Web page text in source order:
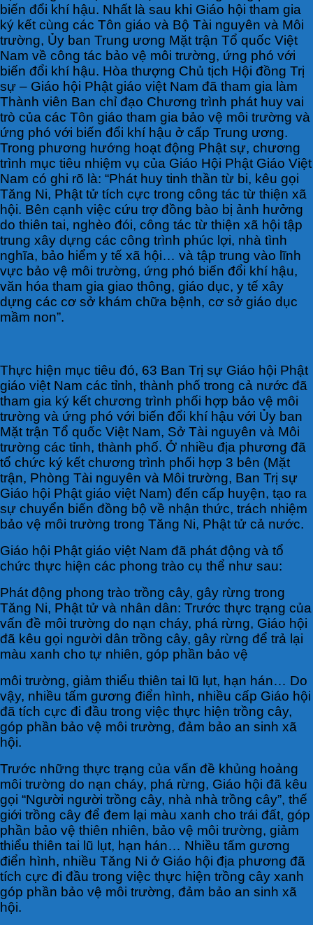
biến đổi khí hậu. Nhất là sau khi Giáo hội tham gia
ký kết cùng các Tôn giáo và Bộ Tài nguyên và Môi
trường, Ủy ban Trung ương Mặt trận Tổ quốc Việt
Nam về công tác bảo vệ môi trường, ứng phó với
biến đổi khí hậu. Hòa thượng Chủ tịch Hội đồng Trị
sự – Giáo hội Phật giáo việt Nam đã tham gia làm
Thành viên Ban chỉ đạo Chương trình phát huy vai
trò của các Tôn giáo tham gia bảo vệ môi trường và
ứng phó với biến đổi khí hậu ở cấp Trung ương.
Trong phương hướng hoạt động Phật sự, chương
trình mục tiêu nhiệm vụ của Giáo Hội Phật Giáo Việt
Nam có ghi rõ là: “Phát huy tinh thần từ bi, kêu gọi
Tăng Ni, Phật tử tích cực trong công tác từ thiện xã
hội. Bên cạnh việc cứu trợ đồng bào bị ảnh hưởng
do thiên tai, nghèo đói, công tác từ thiện xã hội tập
trung xây dựng các công trình phúc lợi, nhà tình
nghĩa, bảo hiểm y tế xã hội… và tập trung vào lĩnh
vực bảo vệ môi trường, ứng phó biến đổi khí hậu,
văn hóa tham gia giao thông, giáo dục, y tế xây
dựng các cơ sở khám chữa bệnh, cơ sở giáo dục
mầm non”.
Thực hiện mục tiêu đó, 63 Ban Trị sự Giáo hội Phật
giáo việt Nam các tỉnh, thành phố trong cả nước đã
tham gia ký kết chương trình phối hợp bảo vệ môi
trường và ứng phó với biến đổi khí hậu với Ủy ban
Mặt trận Tổ quốc Việt Nam, Sở Tài nguyên và Môi
trường các tỉnh, thành phố. Ở nhiều địa phương đã
tổ chức ký kết chương trình phối hợp 3 bên (Mặt
trận, Phòng Tài nguyên và Môi trường, Ban Trị sự
Giáo hội Phật giáo việt Nam) đến cấp huyện, tạo ra
sự chuyển biến đồng bộ về nhận thức, trách nhiệm
bảo vệ môi trường trong Tăng Ni, Phật tử cả nước.
Giáo hội Phật giáo việt Nam đã phát động và tổ
chức thực hiện các phong trào cụ thể như sau:
Phát động phong trào trồng cây, gây rừng trong
Tăng Ni, Phật tử và nhân dân: Trước thực trạng của
vấn đề môi trường do nạn cháy, phá rừng, Giáo hội
đã kêu gọi người dân trồng cây, gây rừng để trả lại
màu xanh cho tự nhiên, góp phần bảo vệ
môi trường, giảm thiểu thiên tai lũ lụt, hạn hán… Do
vậy, nhiều tấm gương điển hình, nhiều cấp Giáo hội
đã tích cực đi đầu trong việc thực hiện trồng cây,
góp phần bảo vệ môi trường, đảm bảo an sinh xã
hội.
Trước những thực trạng của vấn đề khủng hoảng
môi trường do nạn cháy, phá rừng, Giáo hội đã kêu
gọi “Người người trồng cây, nhà nhà trồng cây”, thế
giới trồng cây để đem lại màu xanh cho trái đất, góp
phần bảo vệ thiên nhiên, bảo vệ môi trường, giảm
thiểu thiên tai lũ lụt, hạn hán… Nhiều tấm gương
điển hình, nhiều Tăng Ni ở Giáo hội địa phương đã
tích cực đi đầu trong việc thực hiện trồng cây xanh
góp phần bảo vệ môi trường, đảm bảo an sinh xã
hội.